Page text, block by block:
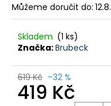
Můžeme doručit do:
Skladem (1 ks)
Značka:Brubeck
619 Kč –32 %
419 Kč
j
e
m
e
DÁMSKÝ
THERMO